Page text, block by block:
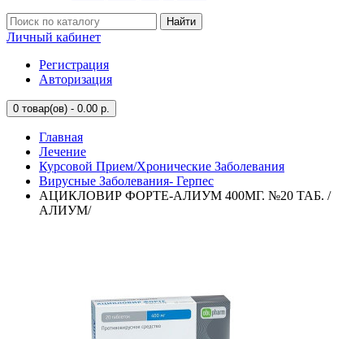
Найти
Личный кабинет
Регистрация
Авторизация
0 товар(ов) - 0.00 р.
Главная
Лечение
Курсовой Прием/Хронические Заболевания
Вирусные Заболевания- Герпес
АЦИКЛОВИР ФОРТЕ-АЛИУМ 400МГ. №20 ТАБ. /
АЛИУМ/